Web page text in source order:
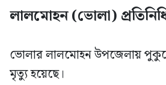
লালমোহন (ভোলা)
ভোলার লালমোহন উপজেলায়
মৃত্যু হয়েছে।